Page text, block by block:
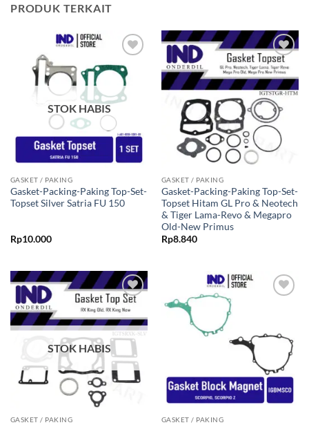
PRODUK TERKAIT
Tambahkan
ke Wishlist
STOK HABIS
GASKET / PAKING
Gasket-Packing-Paking Top-Set-
Topset Silver Satria FU 150
Rp10.000
Tambahkan
ke Wishlist
GASKET / PAKING
Gasket-Packing-Paking Top-Set-
Topset Hitam GL Pro & Neotech
& Tiger Lama-Revo & Megapro
Old-New Primus
Rp8.840
Tambahkan
ke Wishlist
STOK HABIS
GASKET / PAKING GASKET / PAKING